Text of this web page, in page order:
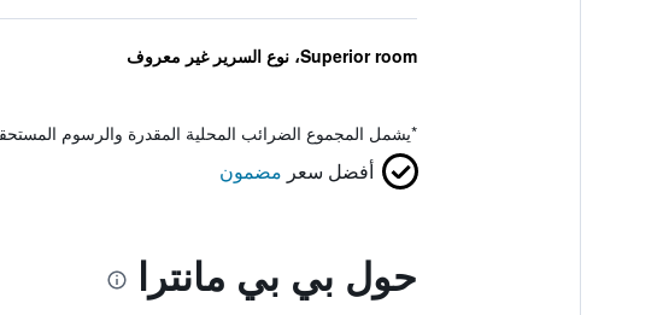
Superior room، نوع السرير غير معروف
*يشمل المجموع الضرائب المحلية المقدرة والرسوم
أفضل سعر مضمون
حول بي بي مانترا